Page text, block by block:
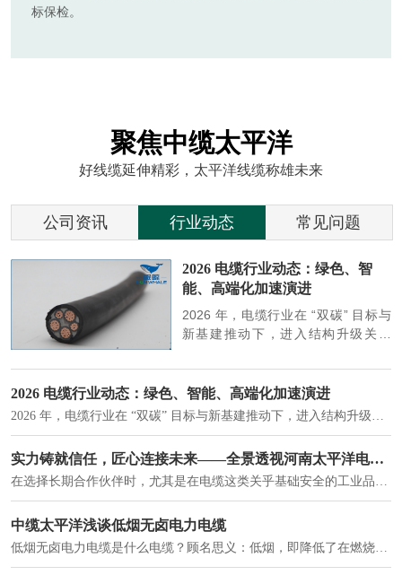
标保检。
聚焦中缆太平洋
好线缆延伸精彩，太平洋线缆称雄未来
公司资讯 行业动态 常见问题
2026 电缆行业动态：绿色、智
能、高端化加速演进
2026 年，电缆行业在 “双碳” 目标与
新基建推动下，进入结构升级关键
大清晰趋势，市场格局持续优化。
2026 电缆行业动态：绿色、智能、高端化加速演进
实力铸就信任，匠心连接未来——全景透视河南太平洋电缆厂
在选择长期合作伙伴时，尤其是在电缆这类关乎基础安全的工业品上，供应商的“内在实力”远比一纸报价单更重要。今天，我们邀请您“云参观”河南太平洋电缆厂，透过每一个细节，看我们如何将“可靠”二字，铸入每一米电缆。
中缆太平洋浅谈低烟无卤电力电缆
低烟无卤电力电缆是什么电缆？顾名思义：低烟，即降低了在燃烧时有害物体的产生；卤素对于人体来说是一种有毒气体，无卤就是没有毒气体的释放，通常是针对电缆遇火灾时而言的。低烟无卤电力电缆又可以称之为环保电缆，低烟无卤电缆大多数用于医院和对环境卫生要求比较严格的地方。